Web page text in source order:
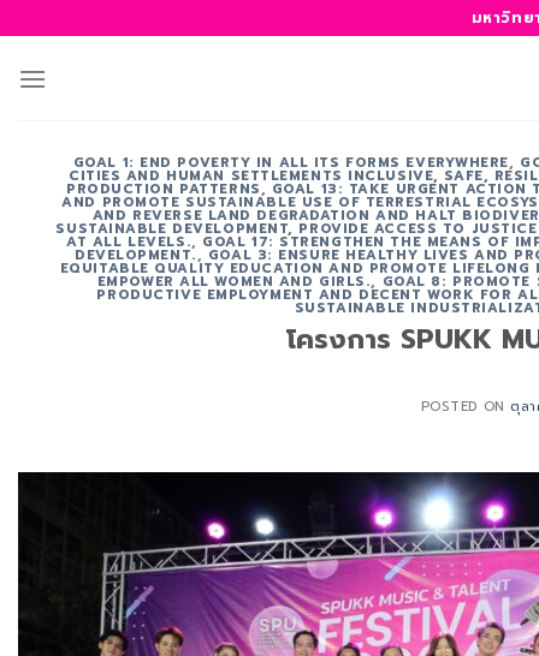
ไป
ยัง
มหาวิท
GOAL 1: END POVERTY IN ALL ITS FORMS EVERYWHERE,
CITIES AND HUMAN SETTLEMENTS INCLUSIVE, SAFE,
PRODUCTION PATTERNS, GOAL 13: TAKE URGENT ACTION
AND PROMOTE SUSTAINABLE USE OF TERRESTRIAL
AND REVERSE LAND DEGRADATION AND HALT
SUSTAINABLE DEVELOPMENT, PROVIDE ACCESS TO
AT ALL LEVELS., GOAL 17: STRENGTHEN THE MEANS OF
DEVELOPMENT., GOAL 3: ENSURE HEALTHY LIVES AND
EQUITABLE QUALITY EDUCATION AND PROMOTE
EMPOWER ALL WOMEN AND GIRLS., GOAL 8:
PRODUCTIVE EMPLOYMENT AND DECENT WORK FOR
SUSTAINABLE
โครงการ SPUKK
POSTED ON ตุล